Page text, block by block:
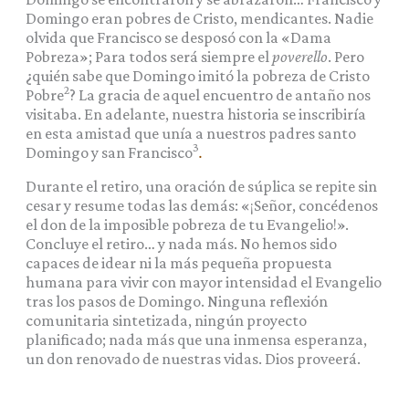
Domingo eran pobres de Cristo, mendicantes. Nadie
olvida que Francisco se desposó con la «Dama
Pobreza»; Para todos será siempre el poverello. Pero
¿quién sabe que Domingo imitó la pobreza de Cristo
Pobre2? La gracia de aquel encuentro de antaño nos
visitaba. En adelante, nuestra historia se inscribiría
en esta amistad que unía a nuestros padres santo
Domingo y san Francisco3.
Durante el retiro, una oración de súplica se repite sin
cesar y resume todas las demás: «¡Señor, concédenos
el don de la imposible pobreza de tu Evangelio!».
Concluye el retiro… y nada más. No hemos sido
capaces de idear ni la más pequeña propuesta
humana para vivir con mayor intensidad el Evangelio
tras los pasos de Domingo. Ninguna reflexión
comunitaria sintetizada, ningún proyecto
planificado; nada más que una inmensa esperanza,
un don renovado de nuestras vidas. Dios proveerá.